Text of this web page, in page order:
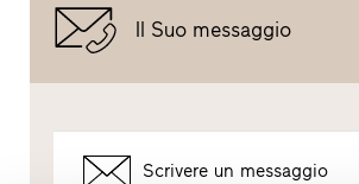
Il Suo messaggio
Scrivere un messaggio